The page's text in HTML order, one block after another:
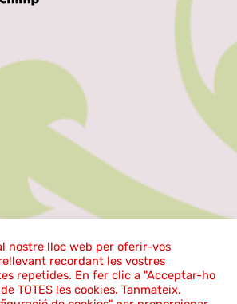
| Tots els drets reservats |
de cookies|Avís legal
nostre lloc web per oferir-vos
recordant les vostres
repetides. En fer clic a "Acceptar-ho
TOTES les cookies. Tanmateix,